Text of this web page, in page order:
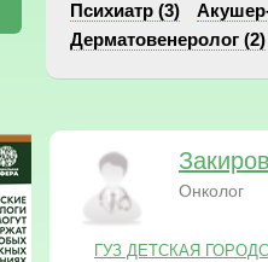
Психиатр (3)
Дерматовенеролог (2)
Онколог
ГУЗ ДЕТСКАЯ